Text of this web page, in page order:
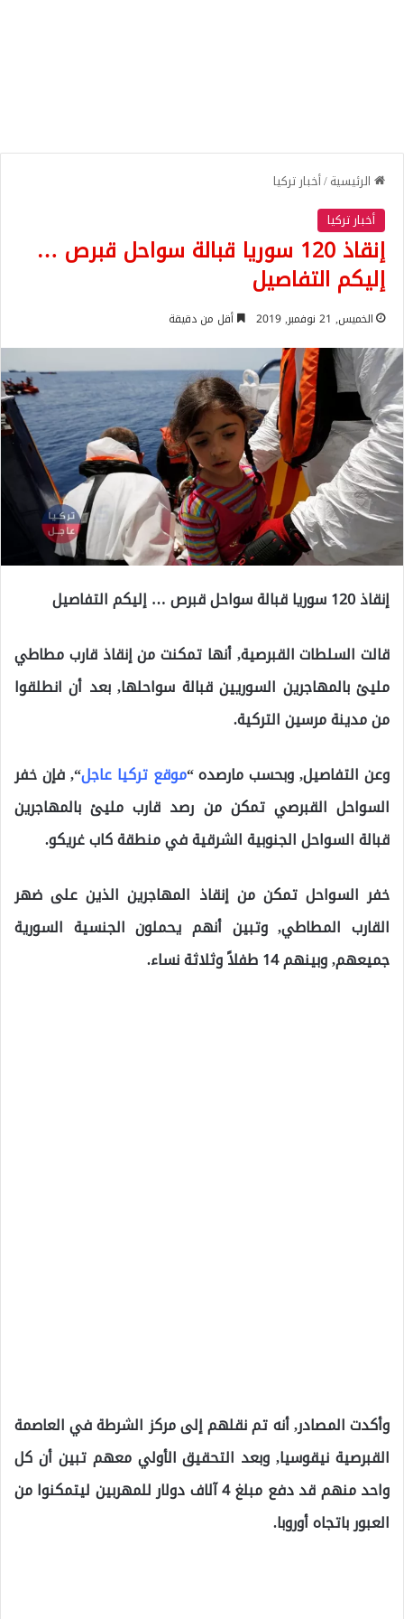
الرئيسية/أخبار تركيا
أخبار تركيا
إنقاذ 120 سوريا قبالة سواحل قبرص …
إليكم التفاصيل
الخميس, 21 نوفمبر, 2019 أقل من دقيقة
إنقاذ 120 سوريا قبالة سواحل قبرص … إليكم التفاصيل
قالت السلطات القبرصية, أنها تمكنت من إنقاذ قارب مطاطي
مليئ بالمهاجرين السوريين قبالة سواحلها, بعد أن انطلقوا
من مدينة مرسين التركية.
وعن التفاصيل, وبحسب مارصده “موقع تركيا عاجل“, فإن خفر
السواحل القبرصي تمكن من رصد قارب مليئ بالمهاجرين
قبالة السواحل الجنوبية الشرقية في منطقة كاب غريكو.
خفر السواحل تمكن من إنقاذ المهاجرين الذين على ضهر
القارب المطاطي, وتبين أنهم يحملون الجنسية السورية
جميعهم, وبينهم 14 طفلاً وثلاثة نساء.
وأكدت المصادر, أنه تم نقلهم إلى مركز الشرطة في العاصمة
القبرصية نيقوسيا, وبعد التحقيق الأولي معهم تبين أن كل
واحد منهم قد دفع مبلغ 4 آلاف دولار للمهربين ليتمكنوا من
العبور باتجاه أوروبا.